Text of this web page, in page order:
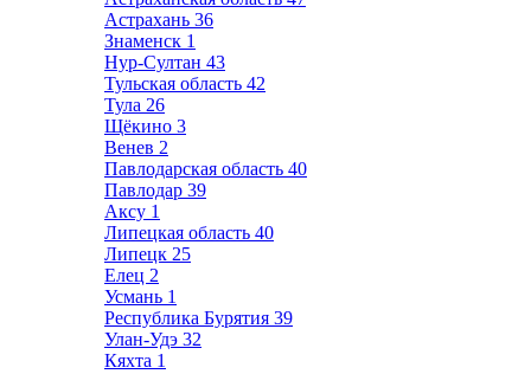
Астрахань 36
Знаменск 1
Нур-Султан 43
Тульская область 42
Тула 26
Щёкино 3
Венев 2
Павлодарская область 40
Павлодар 39
Аксу 1
Липецкая область 40
Липецк 25
Елец 2
Усмань 1
Республика Бурятия 39
Улан-Удэ 32
Кяхта 1